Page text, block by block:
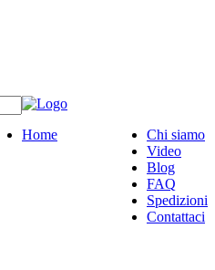
Chi siamo
Video
Blog
FAQ
Spedizioni
Contattaci
Home